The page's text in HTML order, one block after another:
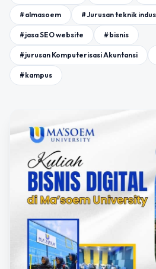
#almasoem #Jurusan teknik
#jasa SEO website #bisnis
#jurusan Komputerisasi Akuntansi
#kampus